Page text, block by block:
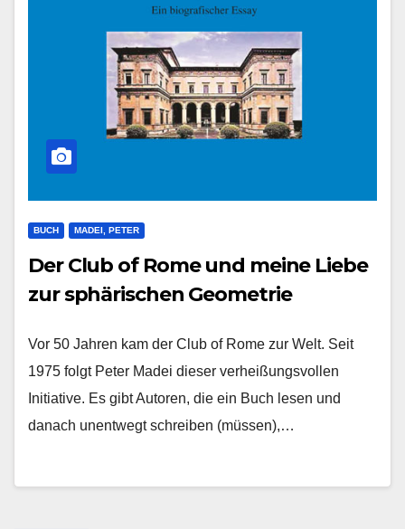
BUCH MADEI, PETER
Der Club of Rome und meine Liebe
zur sphärischen Geometrie
Vor 50 Jah­ren kam der Club of Rome zur Welt. Seit
1975 folgt Peter Madei die­ser ver­hei­ßungs­vol­len
Initia­ti­ve. Es gibt Autoren, die ein Buch lesen und
danach unent­wegt schrei­ben (müs­sen),…